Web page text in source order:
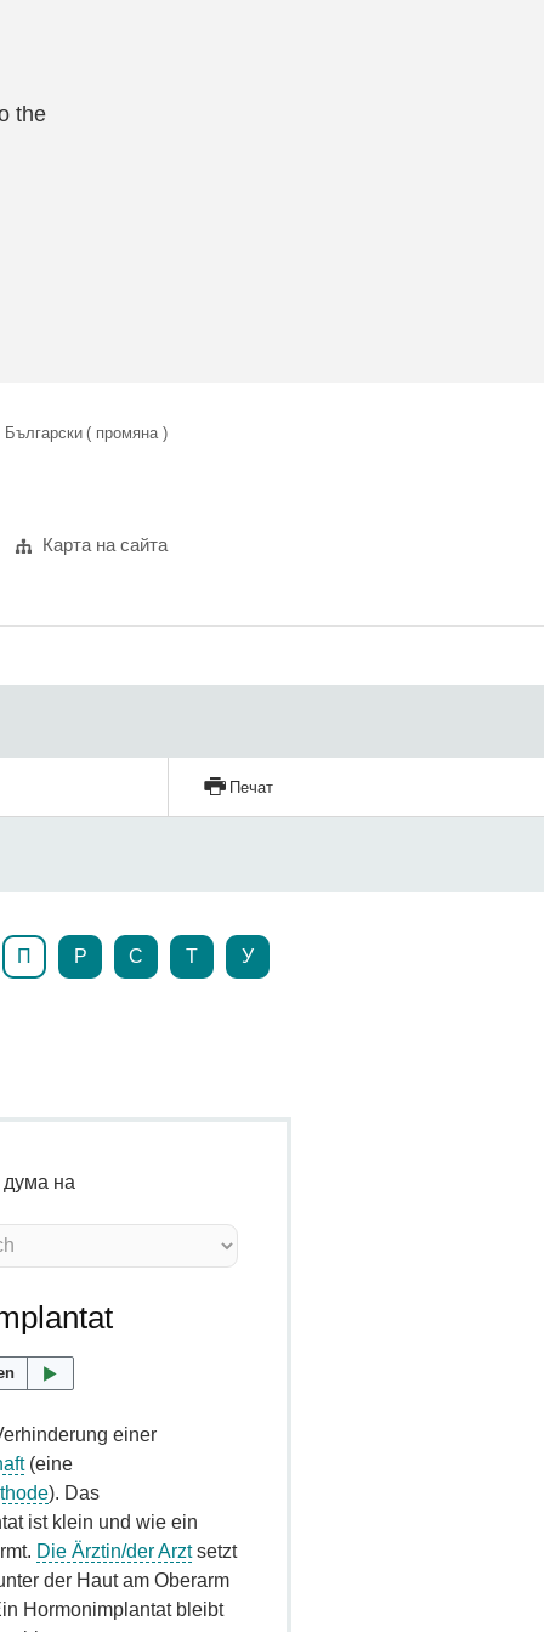
the
Български ( промяна )
Карта на сайта
Печат
П Р С Т У
дума на
einer
(eine
). Das
ist klein und wie ein
Die Ärztin/der Arztsetzt
der Haut am Oberarm
Hormonimplantat bleibt